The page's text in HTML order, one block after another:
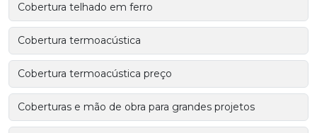
Cobertura telhado em ferro
Cobertura termoacústica
Cobertura termoacústica preço
Coberturas e mão de obra para grandes projetos